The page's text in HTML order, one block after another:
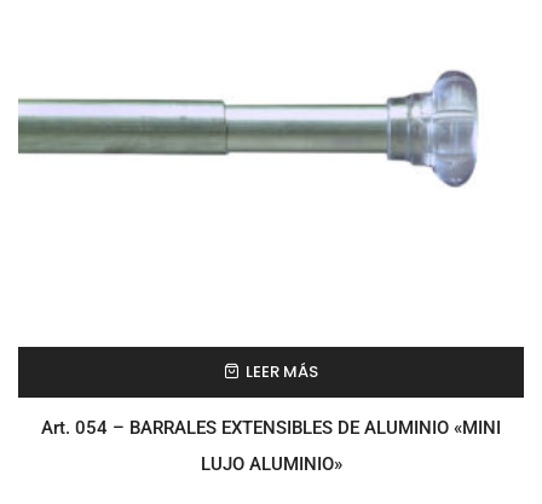
LEER MÁS
Art. 054 – BARRALES EXTENSIBLES DE ALUMINIO «MINI
LUJO ALUMINIO»